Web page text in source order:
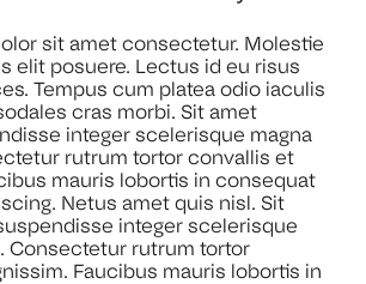
sit amet consectetur. Molestie
elit posuere. Lectus id eu risus
Tempus cum platea odio iaculis
cras morbi. Sit amet
integer scelerisque magna
rutrum tortor convallis et
mauris lobortis in consequat
Netus amet quis nisl. Sit
integer scelerisque
Consectetur rutrum tortor
Faucibus mauris lobortis in